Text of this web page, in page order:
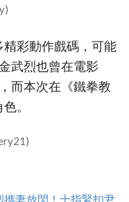
精彩動作戲碼，可能
武烈也曾在電影
而本次在《鐵拳教
。
攜妻放閃！十指緊扣尹